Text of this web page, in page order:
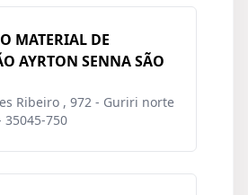
MATERIAL DE
AYRTON SENNA SÃO
Ribeiro , 972 - Guriri norte
35045-750